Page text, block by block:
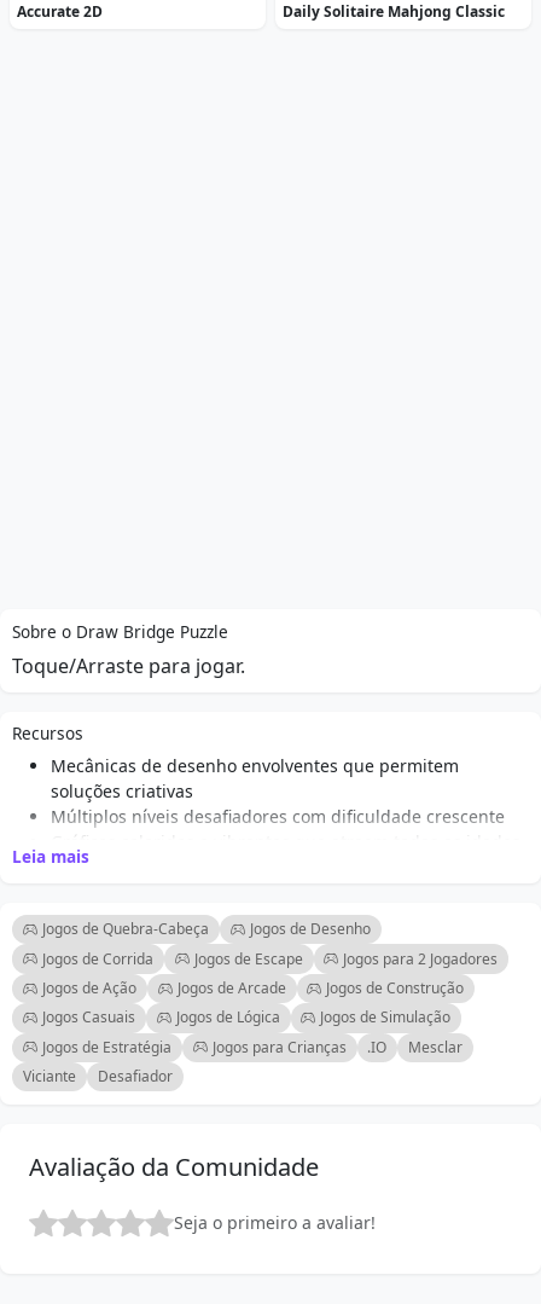
Accurate 2D Daily Solitaire Mahjong Classic
Sobre o Draw Bridge Puzzle
Toque/Arraste para jogar.
Recursos
Mecânicas de desenho envolventes que permitem
soluções criativas
Múltiplos níveis desafiadores com dificuldade crescente
Gráficos coloridos e vibrantes que atraem todas as idades
Controles táteis intuitivos adequados para crianças e
Diversas missões de resgate que adicionam emoção a
cada nível
Estimula habilidades de resolução de problemas e
pensamento crítico
Rejogabilidade com várias abordagens de design para
cada quebra-cabeça
Jogo online acessível para diversão instantânea sem
downloads
Leia mais
Jogos de Quebra-Cabeça
Jogos de Desenho
Jogos de Corrida
Jogos de Escape
Jogos para 2 Jogadores
Jogos de Ação
Jogos de Arcade
Jogos de Construção
Jogos Casuais
Jogos de Lógica
Jogos de Simulação
Jogos de Estratégia
Jogos para Crianças .IO
Mesclar
Viciante
Desafiador
Avaliação da Comunidade
Seja o primeiro a avaliar!